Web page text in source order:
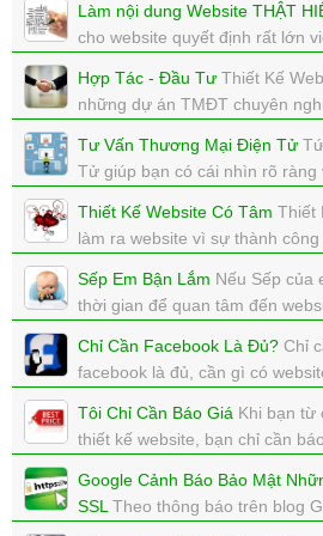
Làm nội dung Website THẬT
cho website quyết định rất lớn
hàng không.
xem: 3400 | cập nhật: 16/12/2017 15:55
Hợp Tác - Đầu Tư Thiết Kế
những dự án TMĐT chuyên
xem: 9560 | cập nhật: 16/12/2017 15:55
Tư Vấn Thương Mại Điện Tử
Tử giúp bạn có cái nhìn rõ ràng
Thiết Kế Website Có Tâm Thiết
làm ra website vì sự thành
xem: 5509 | cập nhật: 16/12/2017 15:48
Sếp Em Bận Lắm Nếu Sếp của
thời gian để quan tâm đến
Chỉ Cần Facebook Là Đủ? Chỉ
facebook là đủ, cần gì có
Tôi Chỉ Cần Báo Giá Khi bạn từ
thiết kế website, bạn chỉ cần
xem: 5028 | cập nhật: 11/11/2017 11:24
Google Cảnh Báo Bảo Mật
SSL Theo thông báo trên blog